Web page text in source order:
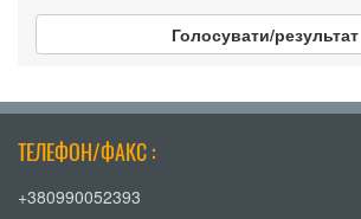
Голосувати/результат
ТЕЛЕФОН/ФАКС :
+380990052393